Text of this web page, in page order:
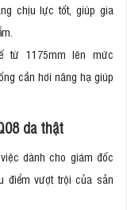
chịu lực tốt, giúp gia
từ 1175mm lên mức
cần hơi nâng hạ giúp
da thật
dành cho giám đốc
điểm vượt trội của sản